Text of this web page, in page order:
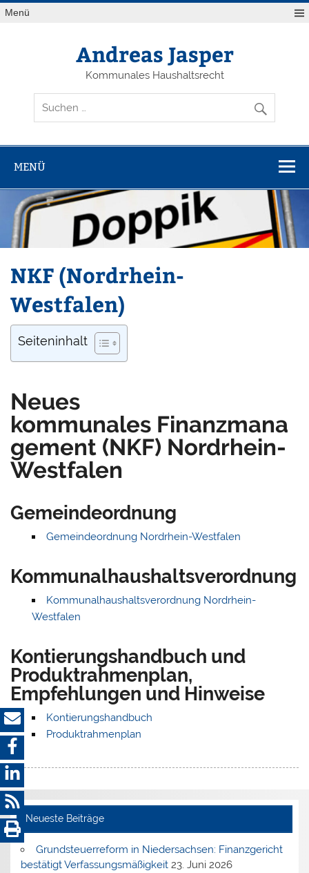
Zum
Inhalt
Menü
Andreas Jasper
Kommunales Haushaltsrecht
MENÜ
NKF (Nordrhein-
Westfalen)
Seiteninhalt
Neues
kommunales Finanzmana
gement (NKF) Nordrhein-
Westfalen
Gemeindeordnung
Gemeindeordnung Nordrhein-Westfalen
Kommunalhaushaltsverordnung
Kommunalhaushaltsverordnung Nordrhein-
Westfalen
Kontierungshandbuch und
Produktrahmenplan,
Empfehlungen und Hinweise
Kontierungshandbuch
Produktrahmenplan
Neueste Beiträge
Grundsteuerreform in Niedersachsen: Finanzgericht
bestätigt Verfassungsmäßigkeit 23. Juni 2026